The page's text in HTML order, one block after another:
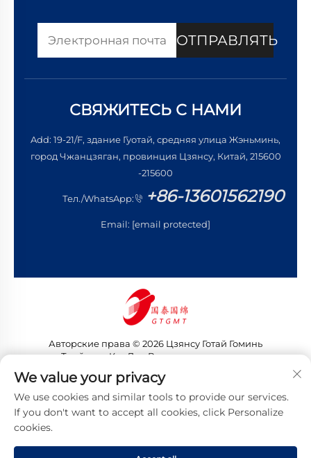
ОТПРАВЛЯТЬ
СВЯЖИТЕСЬ С НАМИ
Add: 19-21/F, здание Гуотай, средняя улица Жэньминь,
город Чжанцзяган, провинция Цзянсу, Китай, 215600
-215600
Тел./WhatsApp: +86-13601562190
Email: [email protected]
Авторские права © 2026 Цзянсу Готай Гоминь
Трейдинг Ко., Лтд. Все права защищены
Политика конфиденциальности
We value your privacy
We use cookies and similar tools to provide our services.
If you don't want to accept all cookies, click Personalize
cookies.